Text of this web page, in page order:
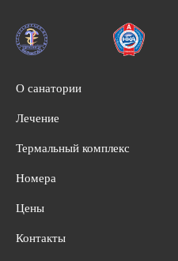
О санатории
Лечение
Термальный комплекс
Номера
Цены
Контакты